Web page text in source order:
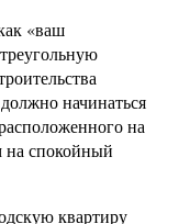
«ваш
начинаться
на
на спокойный
квартиру